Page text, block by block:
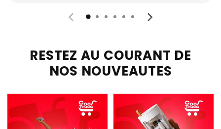
RESTEZ AU COURANT DE
NOS NOUVEAUTES